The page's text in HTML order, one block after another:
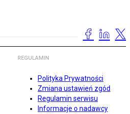
REGULAMIN
Polityka Prywatności
Zmiana ustawień zgód
Regulamin serwisu
Informacje o nadawcy